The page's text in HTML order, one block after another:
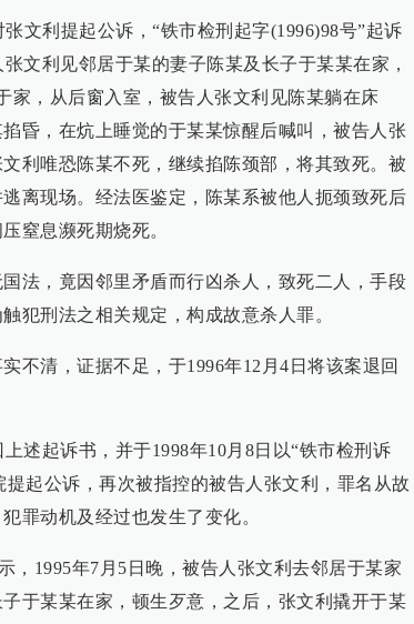
文利提起公诉，“铁市检刑起字(1996)98号”起诉
文利见邻居于某的妻子陈某及长子于某某在家，
家，从后窗入室，被告人张文利见陈某躺在床
昏，在炕上睡觉的于某某惊醒后喊叫，被告人张
利唯恐陈某不死，继续掐陈颈部，将其致死。被
离现场。经法医鉴定，陈某系被他人扼颈致死后
窒息濒死期烧死。
法，竟因邻里矛盾而行凶杀人，致死二人，手段
犯刑法之相关规定，构成故意杀人罪。
不清，证据不足，于1996年12月4日将该案退回
述起诉书，并于1998年10月8日以“铁市检刑诉
提起公诉，再次被指控的被告人张文利，罪名从故
罪动机及经过也发生了变化。
，1995年7月5日晚，被告人张文利去邻居于某家
于某某在家，顿生歹意，之后，张文利撬开于某